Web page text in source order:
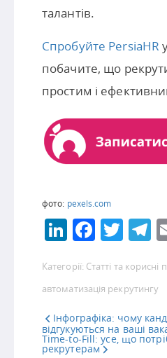
талантів.
Спробуйте PersiaHR
побачите, що
простим і
фото: pexels.com
LinkedIn
Категорії: Статті та корисні
автоматизація рекрутингу
Інфографіка: чому
відгукуються на ваші
Time-to-Fill: усе, що
рекрутерам